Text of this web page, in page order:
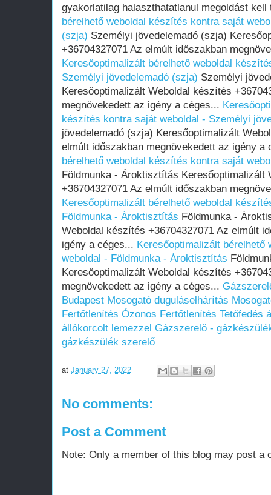
gyakorlatilag halaszthatatlanul megoldást
bérelhető weboldal készítés kontra saját
(szja) Személyi jövedelemadó (szja)
+36704327071 Az elmúlt időszakban
Keresőoptimalizált bérelhető weboldal
Személyi jövedelemadó (szja) Személyi
Keresőoptimalizált Weboldal készítés
megnövekedett az igény a céges...
készítés kontra saját weboldal - Személyi
jövedelemadó (szja) Keresőoptimalizált
elmúlt időszakban megnövekedett az igény a
bérelhető weboldal készítés kontra saját
Földmunka - Ároktisztítás Keresőoptimalizált
+36704327071 Az elmúlt időszakban
Keresőoptimalizált bérelhető weboldal
Földmunka - Ároktisztítás Földmunka -
Weboldal készítés +36704327071 Az elmúlt
igény a céges... Keresőoptimalizált
weboldal - Földmunka - Ároktisztítás
Keresőoptimalizált Weboldal készítés
megnövekedett az igény a céges...
Budapest Mosogató duguláselhárítás
Fertőtlenítés Ózonos Fertőtlenítés Tetőfedés
állókorcolt lemezzel Gázszerelő -
gázkészülék szerelő
at January 27, 2022
No comments:
Post a Comment
Note: Only a member of this blog may post a